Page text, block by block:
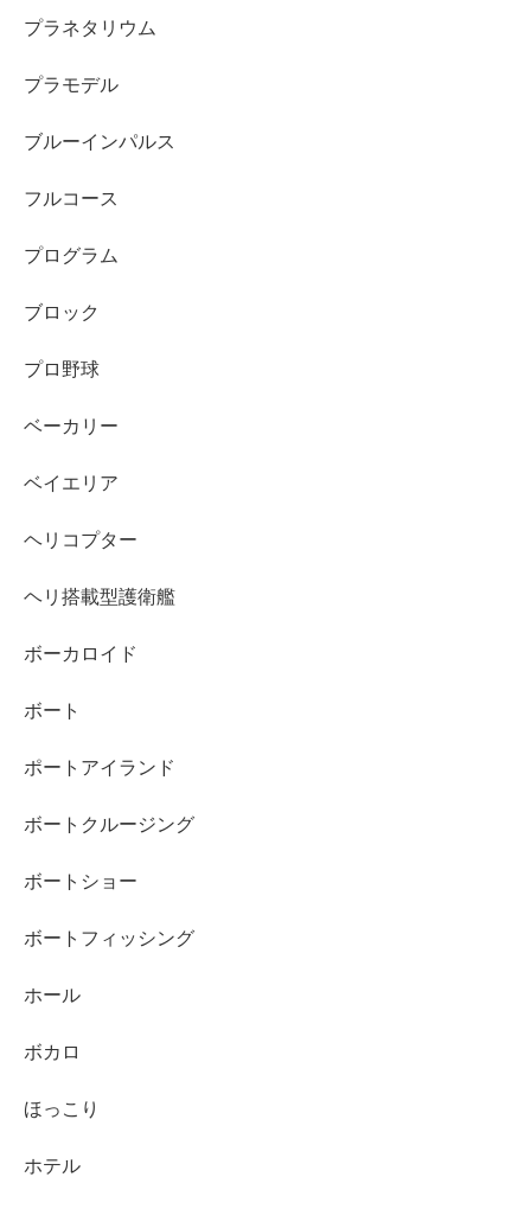
プラネタリウム
プラモデル
ブルーインパルス
フルコース
プログラム
ブロック
プロ野球
ベーカリー
ベイエリア
ヘリコプター
ヘリ搭載型護衛艦
ボーカロイド
ボート
ポートアイランド
ボートクルージング
ボートショー
ボートフィッシング
ホール
ボカロ
ほっこり
ホテル